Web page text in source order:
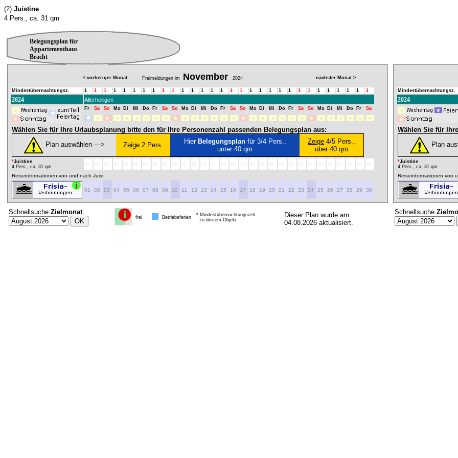
(2) Juistine
4 Pers., ca. 31 qm
Belegungsplan für
Appartementhaus
Bracht
< vorheriger Monat Freimeldungen im November 2024 nächster Monat >
Mindestübernachtungsz. 1 1 1 1 1 1 1 1 1 1 1 1 1 1 1 1 1 1 1 1 1 1 1 1 1 1 1 1 1 1
2024 Allerheiligen
Fr Sa So Mo Di Mi Do Fr Sa So Mo Di Mi Do Fr Sa So Mo Di Mi Do Fr Sa So Mo Di Mi Do Fr Sa
Wählen Sie für Ihre Urlaubsplanung bitte den für Ihre Personenzahl passenden Belegungsplan aus:
Plan auswählen ―>
Zeige 2 Pers. Hier Belegungsplanfür 3/4 Pers.,
unter 40 qm
Zeige 4/5 Pers.,
über 40 qm
*Juistine
4 Pers., ca. 31 qm
Reiseinformationen von und nach Juist
01 02 03 04 05 06 07 08 09 10 11 12 13 14 15 16 17 18 19 20 21 22 23 24 25 26 27 28 29 30
Schnellsuche Zielmonat:
frei Betriebsferien
* Mindestübernachtungszeit
zu diesem Objekt
Dieser Plan wurde am
04.08.2026 aktualisiert.
Mindestübernachtungsz.
2024
Wählen Sie für
Plan
*Juistine
4 Pers., ca. 31 qm
Reiseinformationen von
Schnellsuche